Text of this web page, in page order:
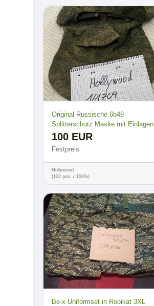
Original Russische 6b49
Splitterschutz Maske mit Einlagen
100 EUR
Festpreis
Hollywood
(122 pos. / 100%)
Be-x Uniformset in Rooikat 3XL